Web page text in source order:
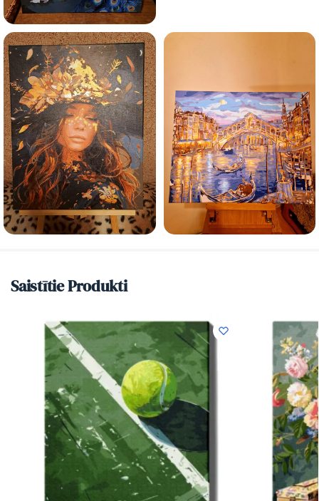
Saistītie Produkti